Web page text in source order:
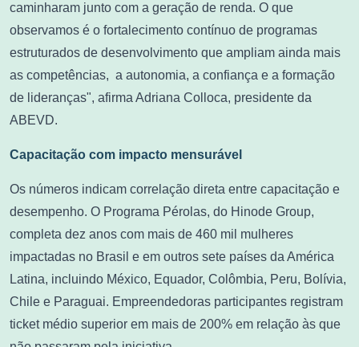
caminharam junto com a geração de renda. O que
observamos é o fortalecimento contínuo de programas
estruturados de desenvolvimento que ampliam ainda mais
as competências, a autonomia, a confiança e a formação
de lideranças", afirma Adriana Colloca, presidente da
ABEVD.
Capacitação com impacto mensurável
Os números indicam correlação direta entre capacitação e
desempenho. O Programa Pérolas, do Hinode Group,
completa dez anos com mais de 460 mil mulheres
impactadas no Brasil e em outros sete países da América
Latina, incluindo México, Equador, Colômbia, Peru, Bolívia,
Chile e Paraguai. Empreendedoras participantes registram
ticket médio superior em mais de 200% em relação às que